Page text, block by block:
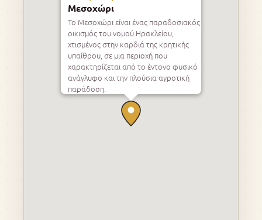
Μεσοχώρι
Το Μεσοχώρι είναι ένας παραδοσιακός
οικισμός του νομού Ηρακλείου,
χτισμένος στην καρδιά της κρητικής
υπαίθρου, σε μια περιοχή που
χαρακτηρίζεται από το έντονο φυσικό
ανάγλυφο και την πλούσια αγροτική
παράδοση.